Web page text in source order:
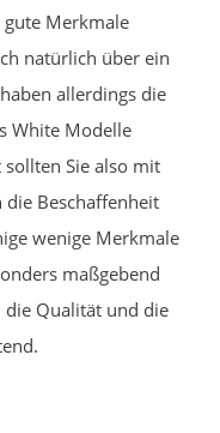
Merkmale
natürlich über ein
allerdings die
White Modelle
Sie also mit
die Beschaffenheit
wenige Merkmale
maßgebend
Qualität und die